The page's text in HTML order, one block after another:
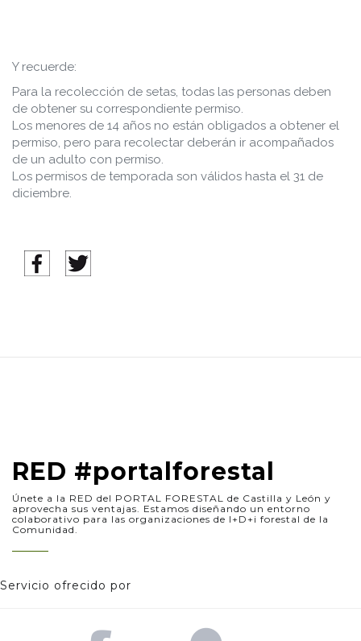
Y recuerde:
Para la recolección de setas, todas las personas deben
de obtener su correspondiente permiso.
Los menores de 14 años no están obligados a obtener el
permiso, pero para recolectar deberán ir acompañados
de un adulto con permiso.
Los permisos de temporada son válidos hasta el 31 de
diciembre.
RED #portalforestal
Únete a la RED del PORTAL FORESTAL de Castilla y León y
aprovecha sus ventajas. Estamos diseñando un entorno
colaborativo para las organizaciones de I+D+i forestal de la
Comunidad.
Servicio ofrecido por